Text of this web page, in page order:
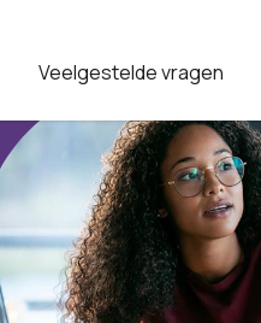
Veelgestelde vragen